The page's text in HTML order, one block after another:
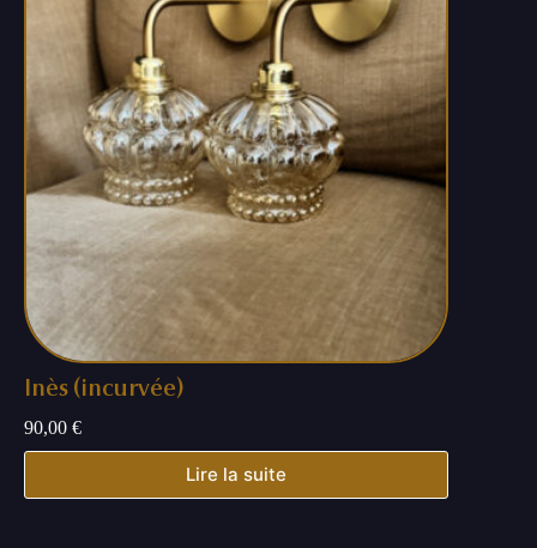
Inès (incurvée)
90,00 €
Lire la suite